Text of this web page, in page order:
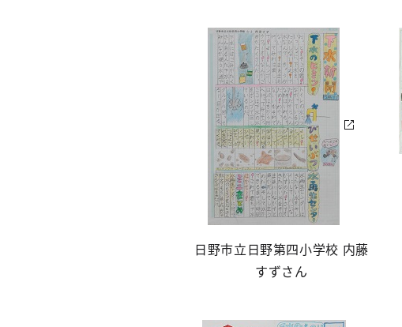
日野市立日野第四小学校 内藤
すずさん